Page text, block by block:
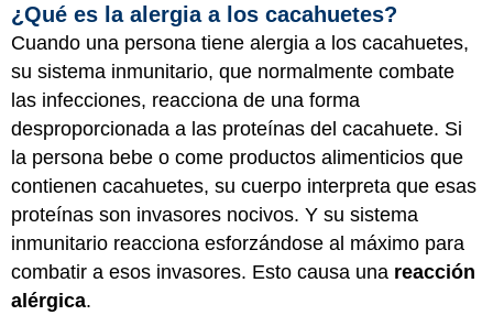
¿Qué es la alergia a los cacahuetes?
Cuando una persona tiene alergia a los cacahuetes,
su sistema inmunitario, que normalmente combate
las infecciones, reacciona de una forma
desproporcionada a las proteínas del cacahuete. Si
la persona bebe o come productos alimenticios que
contienen cacahuetes, su cuerpo interpreta que esas
proteínas son invasores nocivos. Y su sistema
inmunitario reacciona esforzándose al máximo para
combatir a esos invasores. Esto causa una reacción
alérgica.